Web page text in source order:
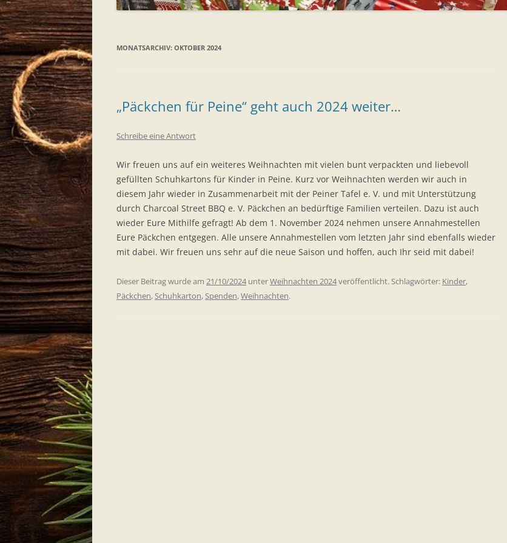
MONATSARCHIV: OKTOBER 2024
„Päckchen für Peine“ geht auch 2024 weiter…
Schreibe eine Antwort
Wir freuen uns auf ein weiteres Weihnachten mit vielen bunt verpackten und liebevoll
gefüllten Schuhkartons für Kinder in Peine. Kurz vor Weihnachten werden wir auch in
diesem Jahr wieder in Zusammenarbeit mit der Peiner Tafel e. V. und mit Unterstützung
durch Charcoal Street BBQ e. V. Päckchen an bedürftige Familien verteilen. Dazu ist auch
wieder Eure Mithilfe gefragt! Ab dem 1. November 2024 nehmen unsere Annahmestellen
Eure Päckchen entgegen. Alle unsere Annahmestellen vom letzten Jahr sind ebenfalls wieder
mit dabei. Wir freuen uns sehr auf die neue Saison und hoffen, auch Ihr seid mit dabei!
Dieser Beitrag wurde am 21/10/2024 unterWeihnachten 2024veröffentlicht. Schlagwörter: Kinder,
Päckchen,Schuhkarton,Spenden,Weihnachten.